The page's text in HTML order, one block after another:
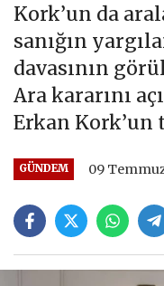
Kork’un da
sanığın
davasının
Ara kararını
Erkan
GÜNDEM 09